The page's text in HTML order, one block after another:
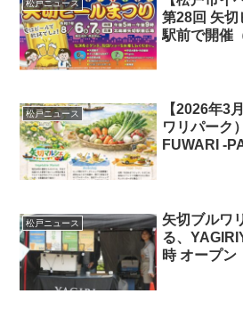
松戸ニュース
第28回 矢切
駅前で開催
松戸ニュース
【2026年3
ワリパーク
FUWARI -
松戸ニュース
矢切ブルワ
る、
時 オープン